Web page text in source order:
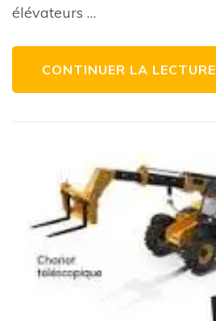
élévateurs …
CONTINUER LA LECTURE